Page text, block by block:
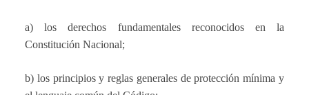
a) los derechos fundamentales reconocidos en la
Constitución Nacional;
b) los principios y reglas generales de protección mínima y